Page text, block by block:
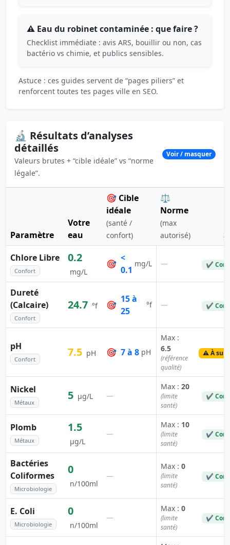
⚠️ Eau du robinet contaminée : que faire ?
Checklist immédiate : avis ARS, bouillir ou non, cas
bactério vs chimie, et publics sensibles.
Astuce : ces guides servent de “pages piliers” et
renforcent toutes tes pages ville en SEO.
🔬 Résultats d’analyses
détaillés
Valeurs brutes + “cible idéale” vs “norme
légale”.
Voir / masquer
Paramètre
Votre
eau
🎯 Cible
idéale
(santé /
confort)
⚖️
Norme
(max
autorisé)
Chlore Libre
Confort
0.2
mg/L
🎯
<
0.1
mg/L — ✔
Dureté
(Calcaire)
Confort
24.7 °f 🎯
15 à
25
°f — ✔
pH
Confort
7.5 pH 🎯 7 à 8 pH
Max :
6.5
(référence
qualité)
⚠️ À
Nickel
Métaux
5 µg/L —
Max : 20
(limite
santé)
✔
Plomb
Métaux
1.5
µg/L
—
Max : 10
(limite
santé)
✔
Bactéries
Coliformes
Microbiologie
0
n/100ml
—
Max : 0
(limite
santé)
✔
E. Coli
Microbiologie
0
n/100ml
—
Max : 0
(limite
santé)
✔